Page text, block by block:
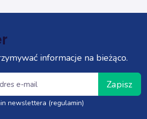
informacje na bieżąco.
Zapisz
newslettera (regulamin)